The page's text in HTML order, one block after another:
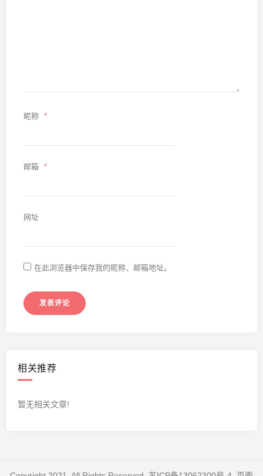
昵称 *
邮箱 *
网址
在此浏览器中保存我的昵称、邮箱地址。
相关推荐
暂无相关文章!